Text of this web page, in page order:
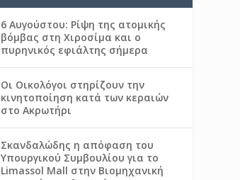
6 Αυγούστου: Ρίψη της ατομικής
βόμβας στη Χιροσίμα και ο
πυρηνικός εφιάλτης σήμερα
Οι Οικολόγοι στηρίζουν την
κινητοποίηση κατά των κεραιών
στο Ακρωτήρι
Σκανδαλώδης η απόφαση του
Υπουργικού Συμβουλίου για το
Limassol Mall στην Βιομηχανική